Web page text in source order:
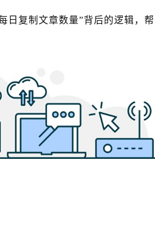
日复制文章数量”背后的逻辑，帮